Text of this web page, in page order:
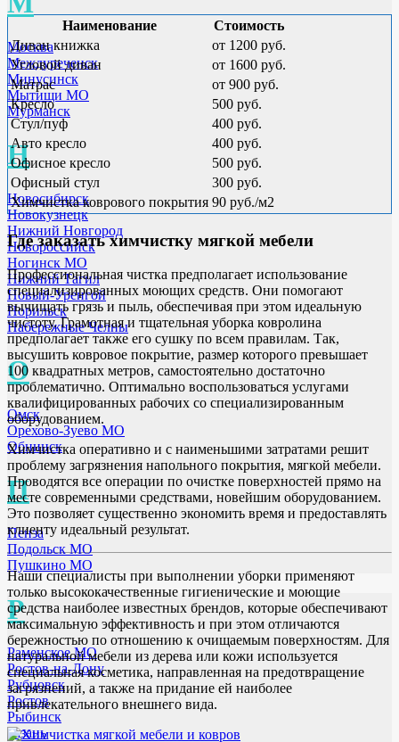
Москва
Междуреченск
Минусинск
Мытищи МО
Мурманск
Н
Новосибирск
Новокузнецк
Нижний Новгород
Новороссийск
Ногинск МО
Нижний Тагил
Новый-Уренгой
Норильск
Набережные Челны
О
Омск
Орехово-Зуево МО
Обнинск
П
Пенза
Подольск МО
Пушкино МО
Р
Раменское МО
Ростов-на-Дону
Рубцовск
Ростов
Рыбинск
Рязань
Наименование
Стоимость
Диван книжка
от 1200 руб.
Угловой диван
от 1600 руб.
Матрас
от 900 руб.
Кресло
500 руб.
Стул/пуф
400 руб.
Авто кресло
400 руб.
Офисное кресло
500 руб.
Офисный стул
300 руб.
Химчистка коврового покрытия 90 руб./м2
Где заказать химчистку мягкой мебели
Профессиональная чистка предполагает использование
специализированных моющих средств. Они помогают
вычищать грязь и пыль, обеспечивая при этом идеальную
чистоту. Грамотная и тщательная уборка ковролина
предполагает также его сушку по всем правилам. Так,
высушить ковровое покрытие, размер которого превышает
100 квадратных метров, самостоятельно достаточно
проблематично. Оптимально воспользоваться услугами
квалифицированных рабочих со специализированным
оборудованием.
Химчистка оперативно и с наименьшими затратами решит
проблему загрязнения напольного покрытия, мягкой мебели.
Проводятся все операции по очистке поверхностей прямо на
месте современными средствами, новейшим оборудованием.
Это позволяет существенно экономить время и предоставлять
клиенту идеальный результат.
Наши специалисты при выполнении уборки применяют
только высококачественные гигиенические и моющие
средства наиболее известных брендов, которые обеспечивают
максимальную эффективность и при этом отличаются
бережностью по отношению к очищаемым поверхностям. Для
натуральной мебели из дерева или кожи используется
специальная косметика, направленная на предотвращение
загрязнений, а также на придание ей наиболее
привлекательного внешнего вида.